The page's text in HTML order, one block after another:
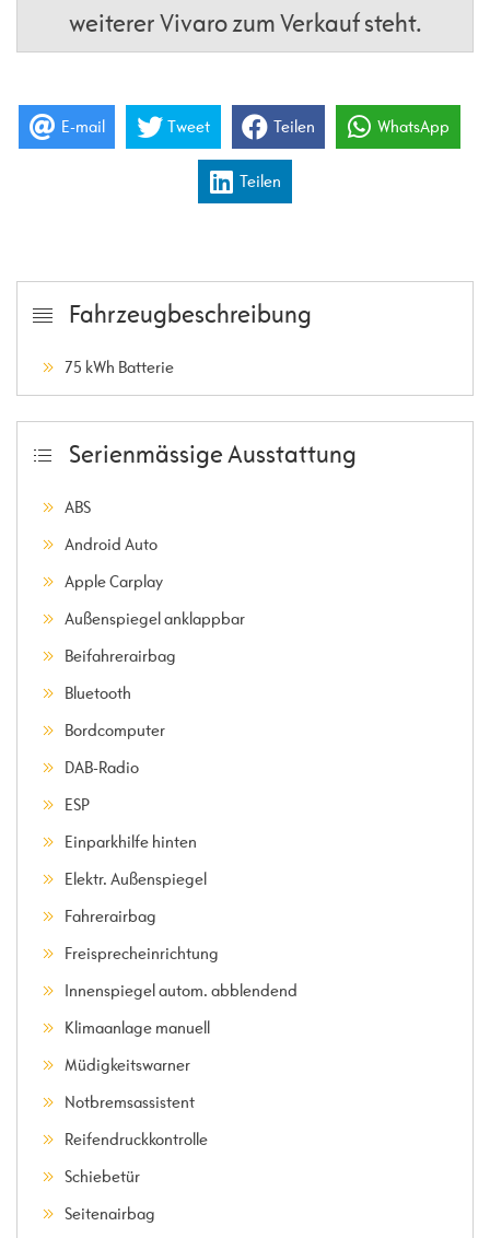
weiterer Vivaro zum Verkauf steht.
E-mail Tweet Teilen WhatsApp
Teilen
Fahrzeugbeschreibung
75 kWh Batterie
Serienmässige Ausstattung
ABS
Android Auto
Apple Carplay
Außenspiegel anklappbar
Beifahrerairbag
Bluetooth
Bordcomputer
DAB-Radio
ESP
Einparkhilfe hinten
Elektr. Außenspiegel
Fahrerairbag
Freisprecheinrichtung
Innenspiegel autom. abblendend
Klimaanlage manuell
Müdigkeitswarner
Notbremsassistent
Reifendruckkontrolle
Schiebetür
Seitenairbag